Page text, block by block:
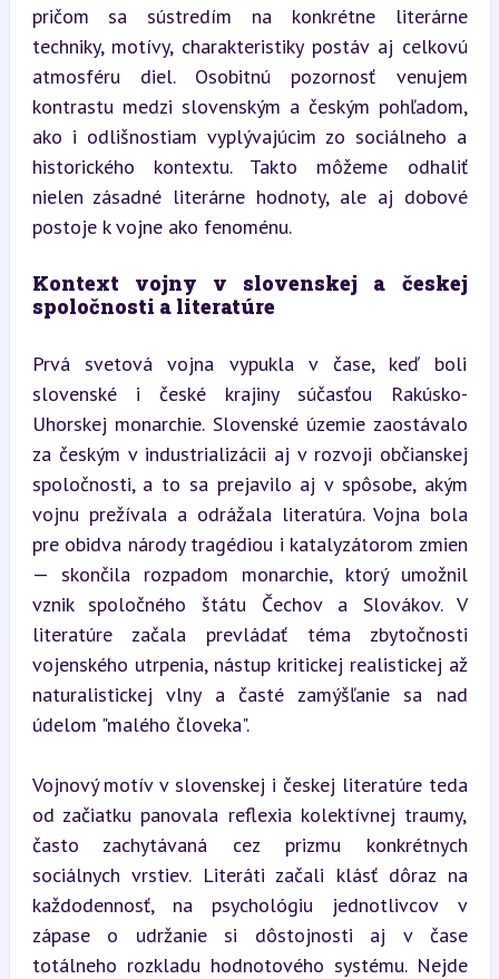
pričom sa sústredím na konkrétne literárne
techniky, motívy, charakteristiky postáv aj celkovú
atmosféru diel. Osobitnú pozornosť venujem
kontrastu medzi slovenským a českým pohľadom,
ako i odlišnostiam vyplývajúcim zo sociálneho a
historického kontextu. Takto môžeme odhaliť
nielen zásadné literárne hodnoty, ale aj dobové
postoje k vojne ako fenoménu.
Kontext vojny v slovenskej a českej
spoločnosti a literatúre
Prvá svetová vojna vypukla v čase, keď boli
slovenské i české krajiny súčasťou Rakúsko-
Uhorskej monarchie. Slovenské územie zaostávalo
za českým v industrializácii aj v rozvoji občianskej
spoločnosti, a to sa prejavilo aj v spôsobe, akým
vojnu prežívala a odrážala literatúra. Vojna bola
pre obidva národy tragédiou i katalyzátorom zmien
— skončila rozpadom monarchie, ktorý umožnil
vznik spoločného štátu Čechov a Slovákov. V
literatúre začala prevládať téma zbytočnosti
vojenského utrpenia, nástup kritickej realistickej až
naturalistickej vlny a časté zamýšľanie sa nad
údelom "malého človeka".
Vojnový motív v slovenskej i českej literatúre teda
od začiatku panovala reflexia kolektívnej traumy,
často zachytávaná cez prizmu konkrétnych
sociálnych vrstiev. Literáti začali klásť dôraz na
každodennosť, na psychológiu jednotlivcov v
zápase o udržanie si dôstojnosti aj v čase
totálneho rozkladu hodnotového systému. Nejde